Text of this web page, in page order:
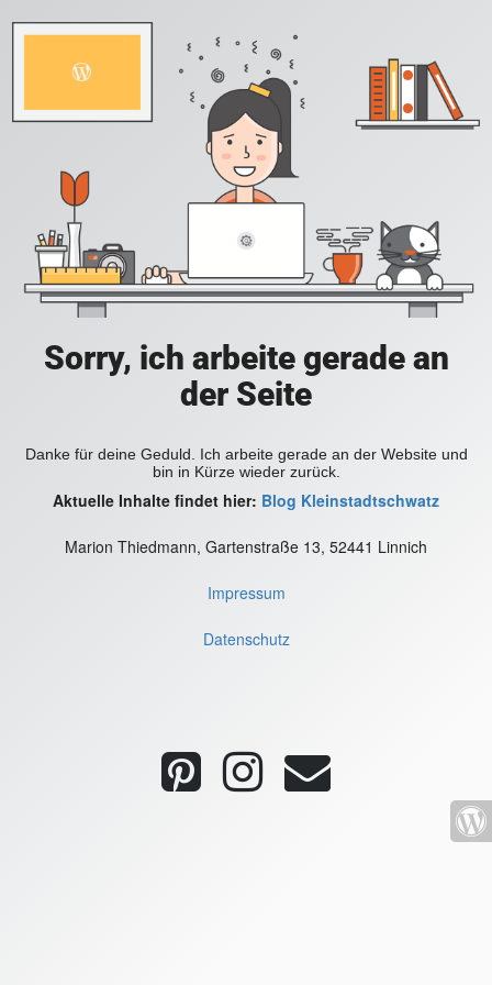
Sorry, ich arbeite gerade an
der Seite
Danke für deine Geduld. Ich arbeite gerade an der Website und
bin in Kürze wieder zurück.
Aktuelle Inhalte findet hier: Blog Kleinstadtschwatz
Marion Thiedmann, Gartenstraße 13, 52441 Linnich
Impressum
Datenschutz